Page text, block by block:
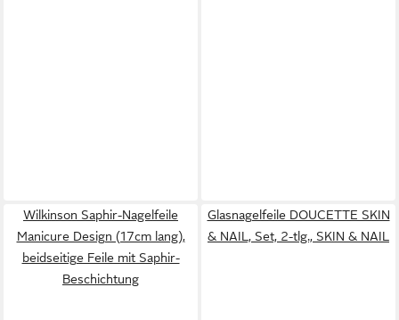
Wilkinson Saphir-Nagelfeile
Manicure Design (17cm lang),
beidseitige Feile mit Saphir-
Beschichtung
Glasnagelfeile DOUCETTE SKIN
& NAIL, Set, 2-tlg., SKIN & NAIL